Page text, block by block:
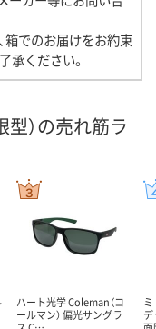
箱でのお届けをお約束
承ください。
型）の売れ筋ラ
ハート光学 Coleman（コ
ールマン） 偏光サングラ